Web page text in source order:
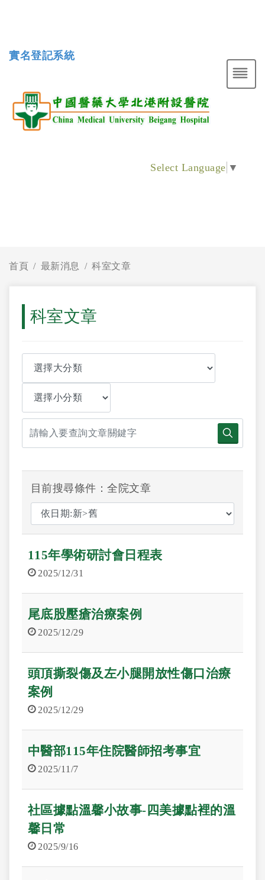
實名登記系統
Select Language ▼
首頁 最新消息 科室文章
科室文章
目前搜尋條件：全院文章
115年學術研討會日程表
2025/12/31
尾底股壓瘡治療案例
2025/12/29
頭頂撕裂傷及左小腿開放性傷口治療
案例
2025/12/29
中醫部115年住院醫師招考事宜
2025/11/7
社區據點溫馨小故事-四美據點裡的溫
馨日常
2025/9/16